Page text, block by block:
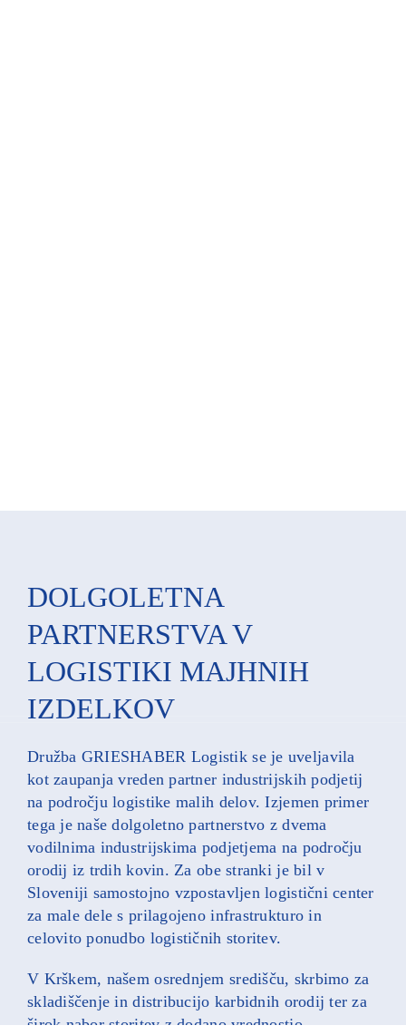
DOLGOLETNA
PARTNERSTVA V
LOGISTIKI MAJHNIH
IZDELKOV
Družba GRIESHABER Logistik se je uveljavila
kot zaupanja vreden partner industrijskih podjetij
na področju logistike malih delov. Izjemen primer
tega je naše dolgoletno partnerstvo z dvema
vodilnima industrijskima podjetjema na področju
orodij iz trdih kovin. Za obe stranki je bil v
Sloveniji samostojno vzpostavljen logistični center
za male dele s prilagojeno infrastrukturo in
celovito ponudbo logističnih storitev.
V Krškem, našem osrednjem središču, skrbimo za
skladiščenje in distribucijo karbidnih orodij ter za
širok nabor storitev z dodano vrednostjo